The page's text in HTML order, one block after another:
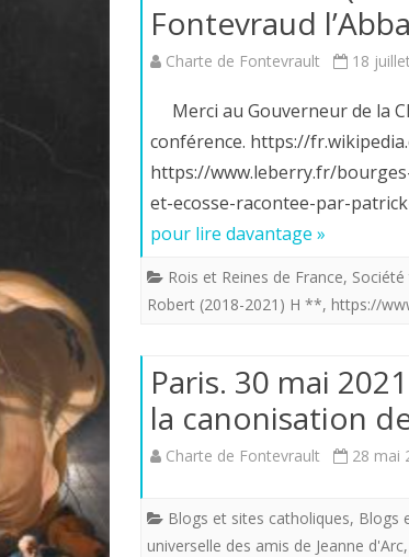
Fontevraud
Charte de Fontevrault 18
Merci au Gouverneur de la
conférence. https://
https://www.leberry.fr/
et-ecosse-racontee-par-
pour lire davantage »
Rois et Reines de France,
Robert (2018-2021) H **, https://
Paris. 30 mai
la canonisation
Charte de Fontevrault 28 mai
Blogs et sites catholiques, Blogs
universelle des amis de Jeanne d'Arc,